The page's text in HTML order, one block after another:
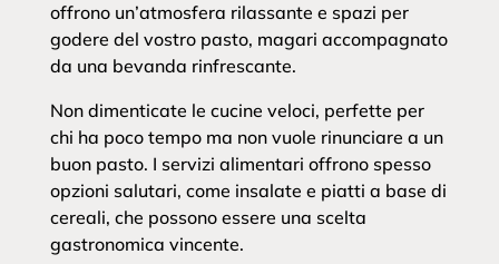
offrono un’atmosfera rilassante e spazi per
godere del vostro pasto, magari accompagnato
da una bevanda rinfrescante.
Non dimenticate le cucine veloci, perfette per
chi ha poco tempo ma non vuole rinunciare a un
buon pasto. I servizi alimentari offrono spesso
opzioni salutari, come insalate e piatti a base di
cereali, che possono essere una scelta
gastronomica vincente.